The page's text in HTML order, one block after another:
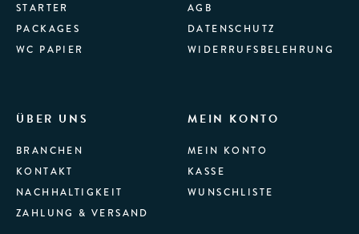
STARTER
PACKAGES
WC PAPIER
AGB
DATENSCHUTZ
WIDERRUFSBELEHRUNG
ÜBER UNS
BRANCHEN
KONTAKT
NACHHALTIGKEIT
ZAHLUNG & VERSAND
MEIN KONTO
MEIN KONTO
KASSE
WUNSCHLISTE